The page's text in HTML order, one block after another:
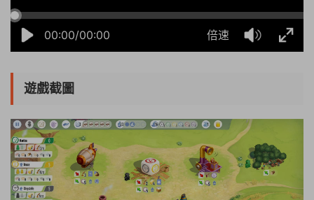
00:00/00:00 倍速
遊戲截圖